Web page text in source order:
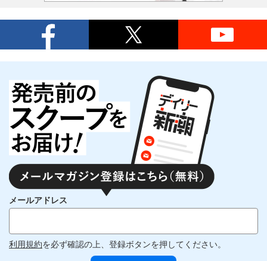
メールアドレス
利用規約を必ず確認の上、登録ボタンを押してください。